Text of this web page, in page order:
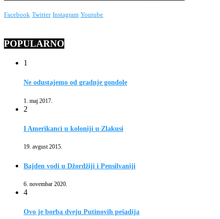
Facebook Twitter Instagram Youtube
POPULARNO
1
Ne odustajemo od gradnje gondole
1. maj 2017.
2
I Amerikanci u koloniji u Zlakusi
19. avgust 2015.
Bajden vodi u Džordžiji i Pensilvaniji
6. novembar 2020.
4
Ovo je borba dveju Putinovih pešadija